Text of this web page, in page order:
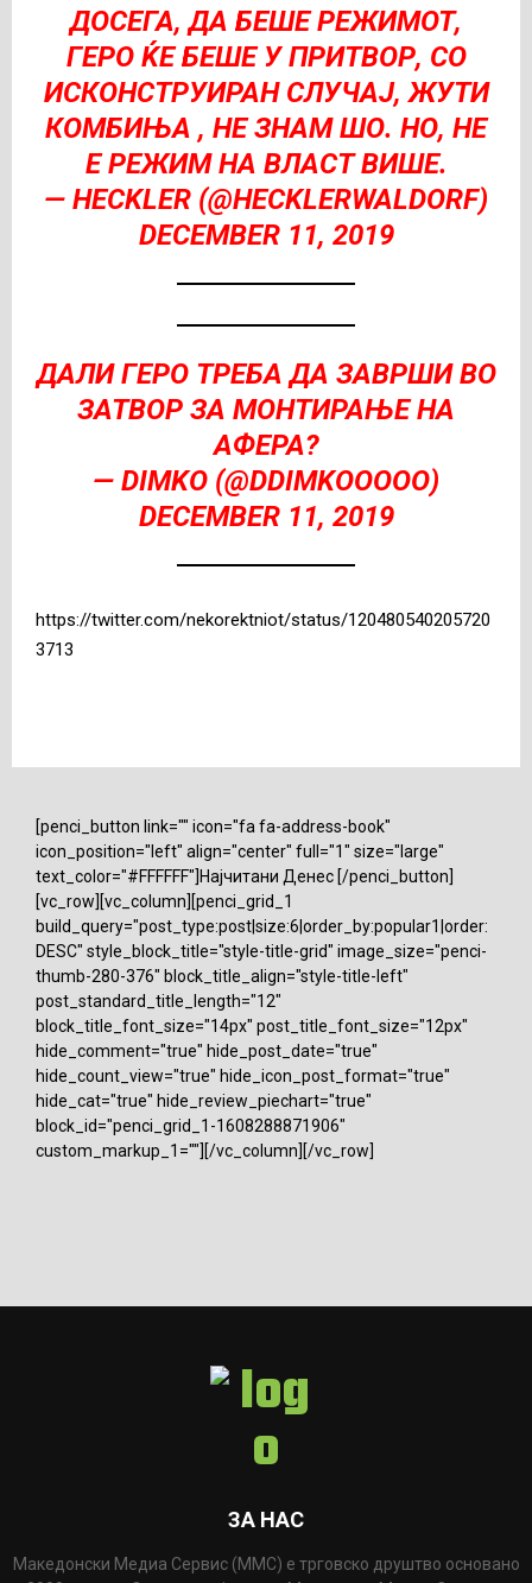
ДОСЕГА, ДА БЕШЕ РЕЖИМОТ,
ГЕРО ЌЕ БЕШЕ У ПРИТВОР, СО
ИСКОНСТРУИРАН СЛУЧАЈ, ЖУТИ
КОМБИЊА , НЕ ЗНАМ ШО. НО, НЕ
Е РЕЖИМ НА ВЛАСТ ВИШЕ.
— HECKLER (@HECKLERWALDORF)
DECEMBER 11, 2019
ДАЛИ ГЕРО ТРЕБА ДА ЗАВРШИ ВО
ЗАТВОР ЗА МОНТИРАЊЕ НА
АФЕРА?
— DIMKO (@DDIMKOOOOO)
DECEMBER 11, 2019
https://twitter.com/nekorektniot/status/120480540205720
3713
[penci_button link="" icon="fa fa-address-book"
icon_position="left" align="center" full="1" size="large"
text_color="#FFFFFF"]Најчитани Денес [/penci_button]
[vc_row][vc_column][penci_grid_1
build_query="post_type:post|size:6|order_by:popular1|order:
DESC" style_block_title="style-title-grid" image_size="penci-
thumb-280-376" block_title_align="style-title-left"
post_standard_title_length="12"
block_title_font_size="14px" post_title_font_size="12px"
hide_comment="true" hide_post_date="true"
hide_count_view="true" hide_icon_post_format="true"
hide_cat="true" hide_review_piechart="true"
block_id="penci_grid_1-1608288871906"
custom_markup_1=""][/vc_column][/vc_row]
ЗА НАС
Македонски Медиа Сервис (ММС) е трговско друштво основано